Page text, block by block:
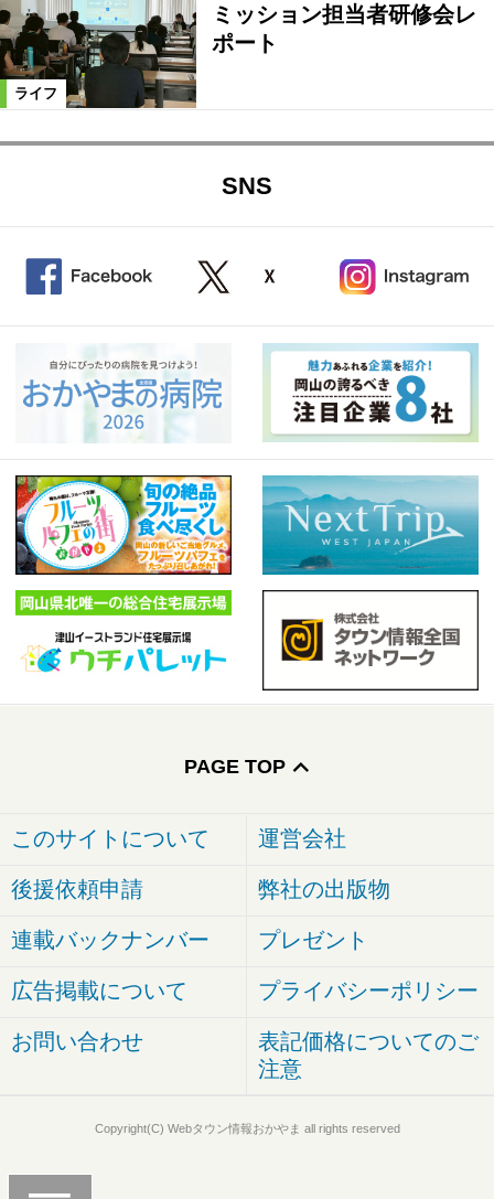
ライフ
ミッション担当者研修会レ
ポート
SNS
PAGE TOP
このサイトについて 運営会社
後援依頼申請 弊社の出版物
連載バックナンバー プレゼント
広告掲載について プライバシーポリシー
お問い合わせ
表記価格についてのご
注意
Copyright(C) Webタウン情報おかやま all rights reserved